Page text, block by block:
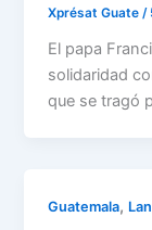
Xprésat Guate/
El papa
solidaridad
que se tragó
Guatemala,